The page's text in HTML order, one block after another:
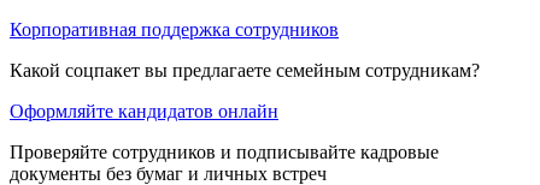
Корпоративная поддержка сотрудников
Какой соцпакет вы предлагаете семейным сотрудникам?
Оформляйте кандидатов онлайн
Проверяйте сотрудников и подписывайте кадровые
документы без бумаг и личных встреч